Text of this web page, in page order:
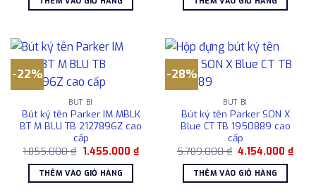
2.350.000 ₫. 2.654.000 ₫.
-22%
BÚT BI
Bút ký tên Parker IM MBLK
BT M BLU TB 2127896Z cao
cấp
1.855.000₫ Giá
là:
1.855.000 ₫.
1.455.000 ₫Giá
hiện
1.455.000 ₫.
THÊM VÀO GIỎ HÀNG
-28%
BÚT BI
Bút ký tên Parker SON X
Blue CT TB 1950889 cao
cấp
5.789.000₫ Giá
là:
5.789.000 ₫.
4.154.000₫Giá
hiện
THÊM VÀO GIỎ HÀNG